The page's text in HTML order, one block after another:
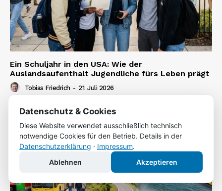
Ein Schuljahr in den USA: Wie der
Auslandsaufenthalt Jugendliche fürs Leben prägt
Tobias Friedrich - 21. Juli 2026
Datenschutz & Cookies
Diese Website verwendet ausschließlich technisch
notwendige Cookies für den Betrieb. Details in der
Datenschutzerklärung · Impressum.
Ablehnen
Akzeptieren